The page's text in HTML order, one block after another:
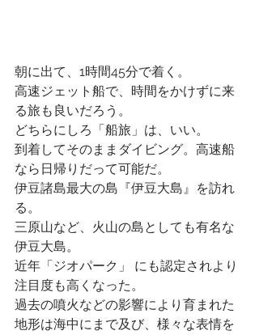
朝に出て、1時間45分で着く。
高速ジェット船で、時間をかけずに来
る旅も良いだろう。
どちらにしろ「船旅」は、いい。
到着してそのままダイビング。高速船
なら日帰りだって可能だ。
伊豆諸島最大の島『伊豆大島』を訪れ
る。
三原山など、火山の島としても有名な
伊豆大島。
近年「ジオパーク」 にも認定されより
注目度も高くなった。
過去の噴火などの影響により育まれた
地形は海中にまで及び、様々な表情を